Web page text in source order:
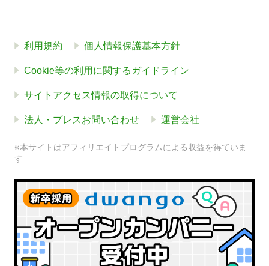
利用規約 個人情報保護基本方針
Cookie等の利用に関するガイドライン
サイトアクセス情報の取得について
法人・プレスお問い合わせ 運営会社
※本サイトはアフィリエイトプログラムによる収益を得ていま
す